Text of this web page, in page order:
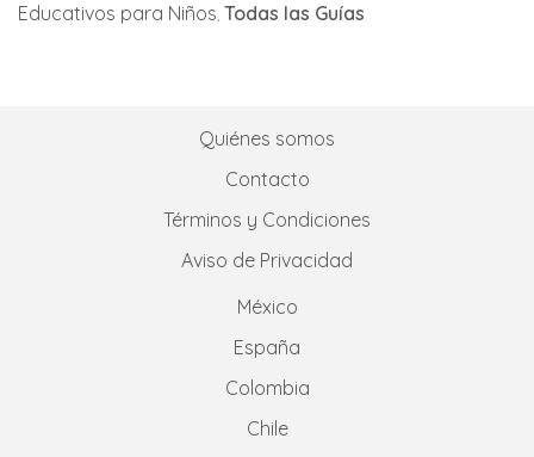
Educativos para Niños Todas las Guías
Quiénes somos
Contacto
Términos y Condiciones
Aviso de Privacidad
México
España
Colombia
Chile